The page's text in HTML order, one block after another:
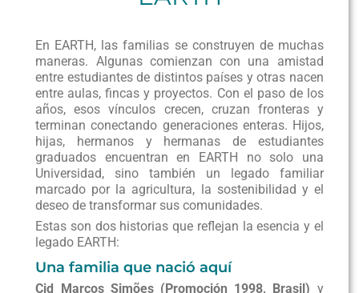
En EARTH, las familias se construyen de muchas
maneras. Algunas comienzan con una amistad
entre estudiantes de distintos países y otras nacen
entre aulas, fincas y proyectos. Con el paso de los
años, esos vínculos crecen, cruzan fronteras y
terminan conectando generaciones enteras. Hijos,
hijas, hermanos y hermanas de estudiantes
graduados encuentran en EARTH no solo una
Universidad, sino también un legado familiar
marcado por la agricultura, la sostenibilidad y el
deseo de transformar sus comunidades.
Estas son dos historias que reflejan la esencia y el
legado EARTH:
Una familia que nació aquí
Cid Marcos Simões (Promoción 1998, Brasil) y